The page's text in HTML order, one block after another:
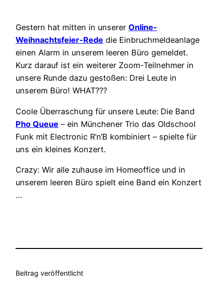
Gestern hat mitten in unserer Online-
Weihnachtsfeier-Rede die Einbruchmeldeanlage
einen Alarm in unserem leeren Büro gemeldet.
Kurz darauf ist ein weiterer Zoom-Teilnehmer in
unsere Runde dazu gestoßen: Drei Leute in
unserem Büro! WHAT???
Coole Überraschung für unsere Leute: Die Band
Pho Queue – ein Münchener Trio das Oldschool
Funk mit Electronic R‘n‘B kombiniert – spielte für
uns ein kleines Konzert.
Crazy: Wir alle zuhause im Homeoffice und in
unserem leeren Büro spielt eine Band ein Konzert
…
Beitrag veröffentlicht